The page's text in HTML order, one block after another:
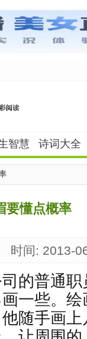
智慧 诗词大全
要懂点概率
时间: 2013-
的普通
一些。
随手画